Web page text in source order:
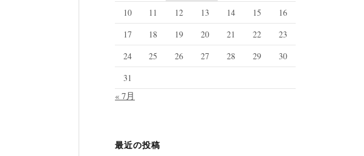
10
11 12 13 14 15
16
17
18 19 20 21 22
23
24
25 26 27 28 29
30
31
« 7月
最近の投稿